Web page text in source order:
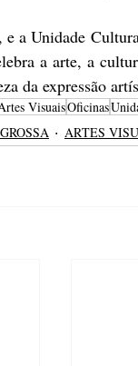
a Unidade
a arte, a
da expressão
VisuaisOficinas
ARTES